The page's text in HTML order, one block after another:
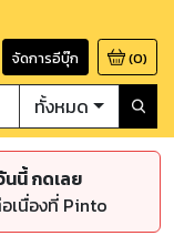
จัดการอีบุ๊ก (0)
ทั้งหมด
นนี้ กดเลย
เนื่องที่ Pinto